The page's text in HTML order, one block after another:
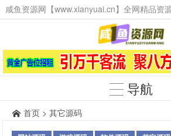
导航
首页 > 其它源码